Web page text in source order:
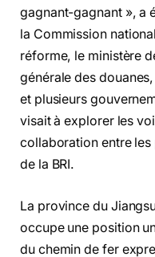
gagnant-gagnant », a
la Commission
réforme, le ministère
générale des
et plusieurs
visait à explorer les
collaboration entre les
de la BRI.
La province du
occupe une position
du chemin de fer